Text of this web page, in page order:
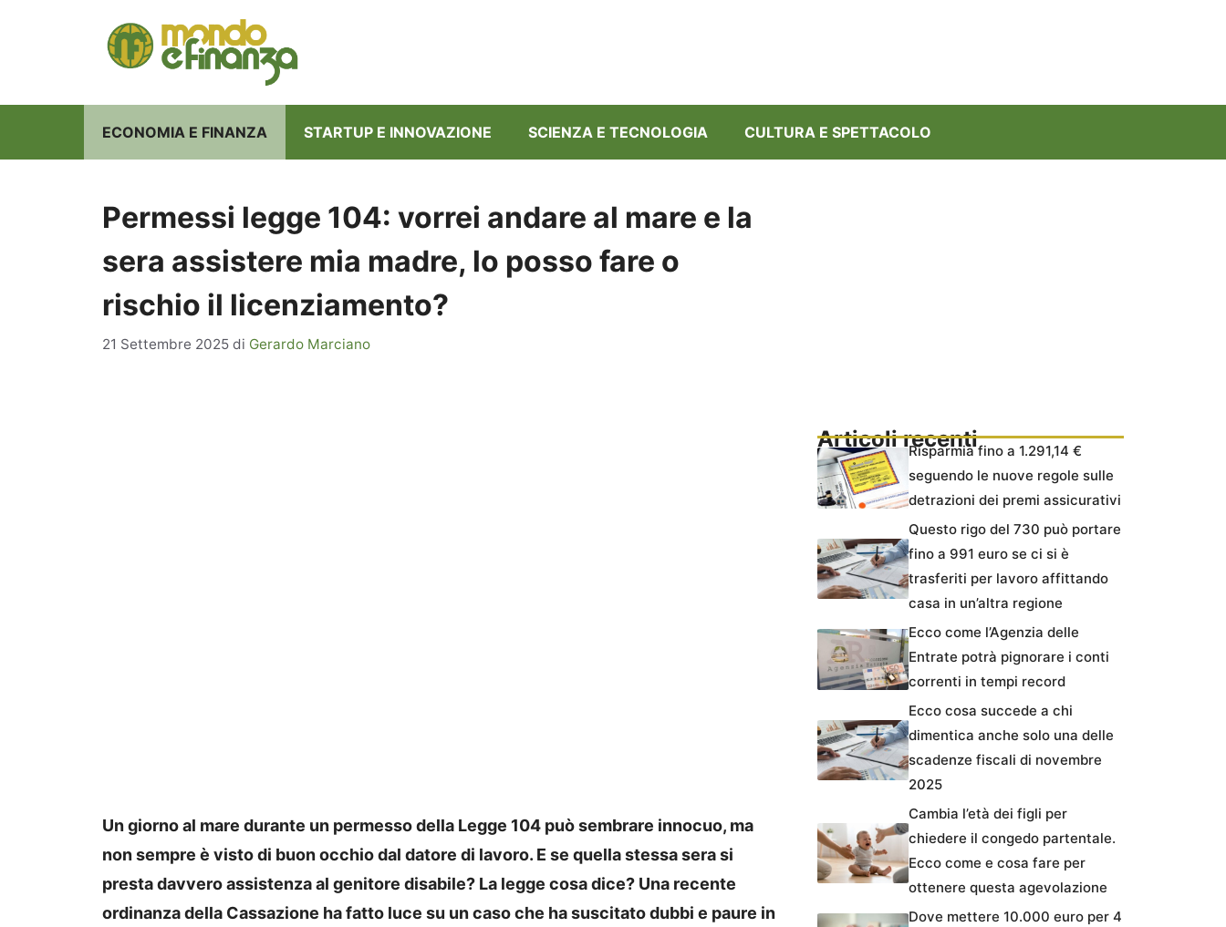
ECONOMIA E FINANZA STARTUP E INNOVAZIONE SCIENZA E TECNOLOGIA CULTURA E SPETTACOLO
Permessi legge 104: vorrei andare al mare e la
sera assistere mia madre, lo posso fare o
rischio il licenziamento?
21 Settembre 2025 di Gerardo Marciano
Un giorno al mare durante un permesso della Legge 104 può sembrare innocuo, ma
non sempre è visto di buon occhio dal datore di lavoro. E se quella stessa sera si
presta davvero assistenza al genitore disabile? La legge cosa dice? Una recente
ordinanza della Cassazione ha fatto luce su un caso che ha suscitato dubbi e paure in
Articoli recentiRisparmia fino a 1.291,14 €
seguendo le nuove regole sulle
detrazioni dei premi assicurativi
Questo rigo del 730 può portare
fino a 991 euro se ci si è
trasferiti per lavoro affittando
casa in un’altra regione
Ecco come l’Agenzia delle
Entrate potrà pignorare i conti
correnti in tempi record
Ecco cosa succede a chi
dimentica anche solo una delle
scadenze fiscali di novembre
2025
Cambia l’età dei figli per
chiedere il congedo partentale.
Ecco come e cosa fare per
ottenere questa agevolazione
Dove mettere 10.000 euro per 4